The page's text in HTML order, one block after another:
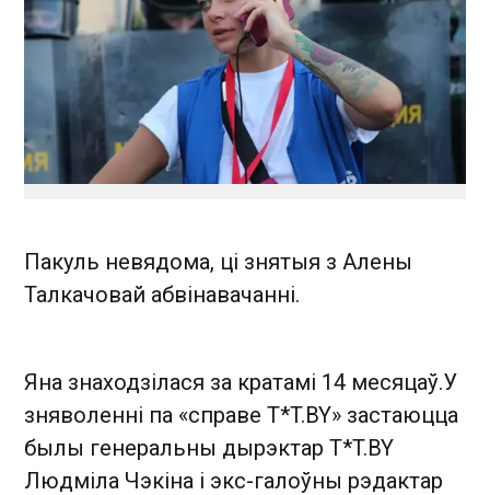
Пакуль невядома, ці знятыя з Алены
Талкачовай абвінавачанні.
Яна знаходзілася за кратамі 14 месяцаў.У
зняволенні па «справе T*T.BY» застаюцца
былы генеральны дырэктар T*T.BY
Людміла Чэкіна і экс-галоўны рэдактар